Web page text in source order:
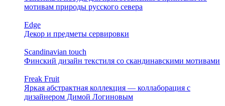
мотивам природы русского севера
Edge
Декор и предметы сервировки
Scandinavian touch
Финский дизайн текстиля со скандинавскими мотивами
Freak Fruit
Яркая абстрактная коллекция — коллаборация с
дизайнером Димой Логиновым